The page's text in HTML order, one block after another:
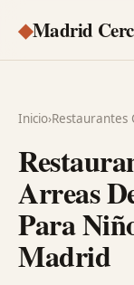
◆Madrid
Inicio›Restaurantes
Arreas
Para
Madrid